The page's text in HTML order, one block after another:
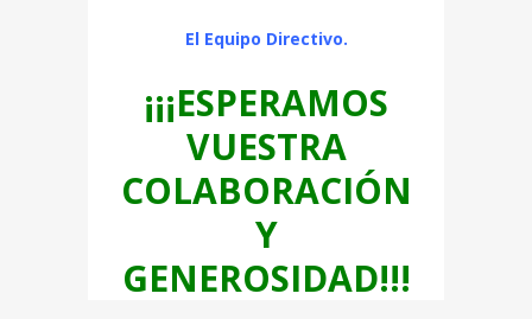
El Equipo Directivo.
¡¡¡ESPERAMOS
VUESTRA
COLABORACIÓN
Y
GENEROSIDAD!!!